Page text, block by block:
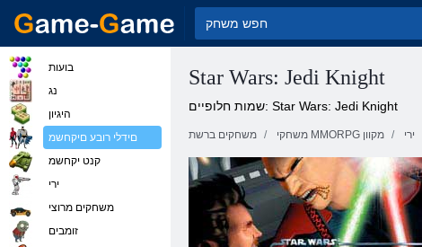
Star Wars: Jedi Knight
שמות חלופיים: Star Wars: Jedi Knight
משחקים ברשת משחקי MMORPG מקוון ירי
בועות
נג
היגיון
םידלי רובע םיקחשמ
קנט יקחשמ
ירי
משחקים מרוצי
זומבים